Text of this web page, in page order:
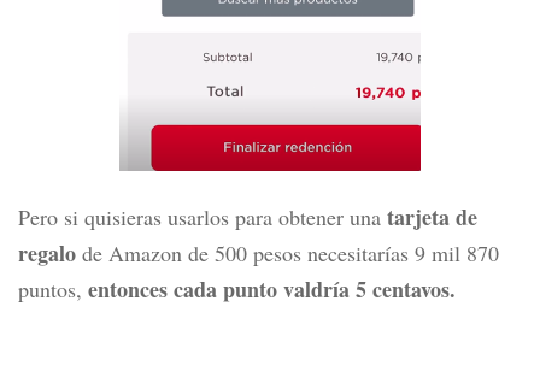
Pero si quisieras usarlos para obtener una tarjeta de
regalo de Amazon de 500 pesos necesitarías 9 mil 870
puntos, entonces cada punto valdría 5 centavos.